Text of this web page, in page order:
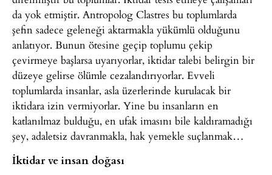
da yok etmiştir. Antropolog Clastres bu toplumlarda
şefin sadece geleneği aktarmakla yükümlü olduğunu
anlatıyor. Bunun ötesine geçip toplumu çekip
çevirmeye başlarsa uyarıyorlar, iktidar talebi belirgin bir
düzeye gelirse ölümle cezalandırıyorlar. Evveli
toplumlarda insanlar, asla üzerlerinde kurulacak bir
iktidara izin vermiyorlar. Yine bu insanların en
katlanılmaz bulduğu, en ufak imasını bile kaldıramadığı
şey, adaletsiz davranmakla, hak yemekle suçlanmak…
İktidar ve insan doğası